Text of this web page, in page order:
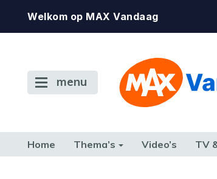
Welkom op MAX Vandaag
menu
Home Thema’s Video’s TV